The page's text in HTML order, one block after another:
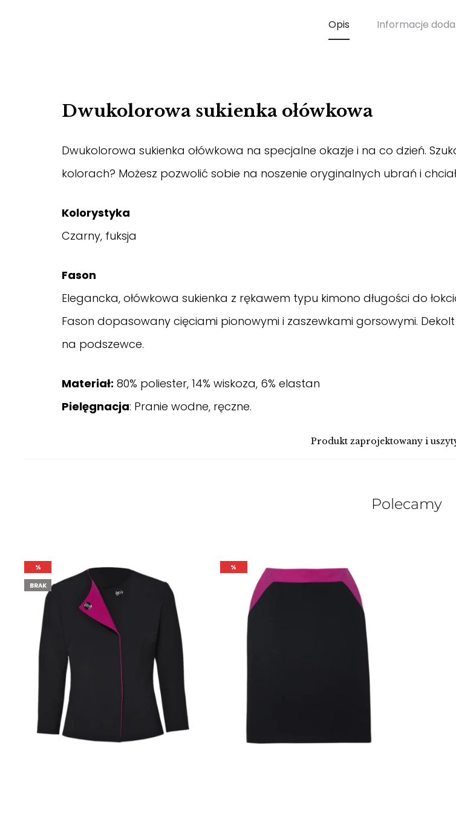
Opis Informacje
Dwukolorowa sukienka ołówkowa
Dwukolorowa sukienka ołówkowa na specjalne okazje i na co dzień.
kolorach? Możesz pozwolić sobie na noszenie oryginalnych ubrań i
Kolorystyka
Czarny, fuksja
Fason
Elegancka, ołówkowa sukienka z rękawem typu kimono długości do
Fason dopasowany cięciami pionowymi i zaszewkami gorsowymi.
na podszewce.
Materiał: 80% poliester, 14% wiskoza, 6% elastan
Pielęgnacja: Pranie wodne, ręczne.
Produkt zaprojektowany i
Polecamy
%
BRAK
%